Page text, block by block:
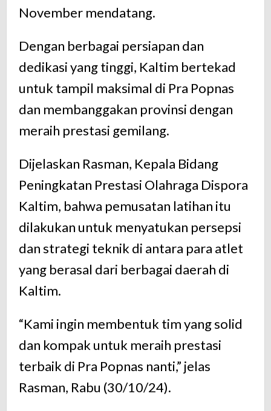
November mendatang.
Dengan berbagai persiapan dan
dedikasi yang tinggi, Kaltim bertekad
untuk tampil maksimal di Pra Popnas
dan membanggakan provinsi dengan
meraih prestasi gemilang.
Dijelaskan Rasman, Kepala Bidang
Peningkatan Prestasi Olahraga Dispora
Kaltim, bahwa pemusatan latihan itu
dilakukan untuk menyatukan persepsi
dan strategi teknik di antara para atlet
yang berasal dari berbagai daerah di
Kaltim.
“Kami ingin membentuk tim yang solid
dan kompak untuk meraih prestasi
terbaik di Pra Popnas nanti,” jelas
Rasman, Rabu (30/10/24).